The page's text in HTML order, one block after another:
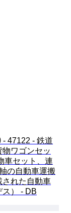
- 47122 - 鉄道
ワゴンセッ
車セット、連
の自動車運搬
された自動車
ス） - DB